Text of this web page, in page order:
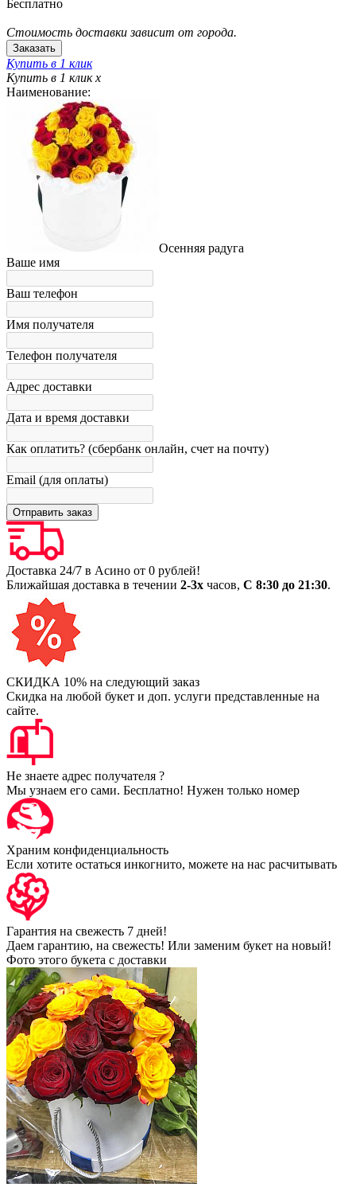
Бесплатно
Стоимость доставки зависит от города.
Купить в 1 клик
Купить в 1 клик x
Наименование:
Осенняя радуга
Ваше имя
Ваш телефон
Имя получателя
Телефон получателя
Адрес доставки
Дата и время доставки
Как оплатить? (сбербанк онлайн, счет на почту)
Email (для оплаты)
Доставка 24/7 в Асино от 0 рублей!
Ближайшая доставка в течении 2-3х часов, С 8:30 до 21:30.
СКИДКА 10% на следующий заказ
Скидка на любой букет и доп. услуги представленные на
сайте.
Не знаете адрес получателя ?
Мы узнаем его сами. Бесплатно! Нужен только номер
Храним конфиденциальность
Если хотите остаться инкогнито, можете на нас расчитывать
Гарантия на свежесть 7 дней!
Даем гарантию, на свежесть! Или заменим букет на новый!
Фото этого букета с доставки